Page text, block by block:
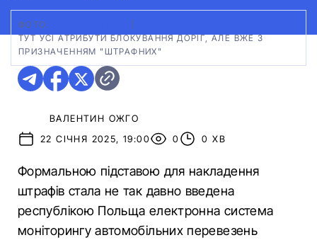
ФОТО:
ТУТ УСІ АТРИБУТИ БЛОКУВАННЯ ДОРІГ, АЛЕ ВЖЕ З
ПРИЗНАЧЕННЯМ "ШТРАФНИХ"
ВАЛЕНТИН ОЖГО
22 СІЧНЯ 2025, 19:00
0 0 ХВ
Формальною підставою для накладення
штрафів стала не так давно введена
республікою Польща електронна система
моніторингу автомобільних перевезень